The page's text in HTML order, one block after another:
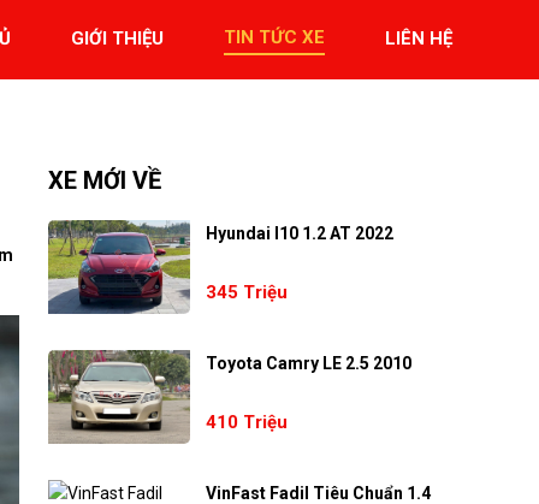
GIỚI THIỆU TIN TỨC XE LIÊN HỆ
XE MỚI VỀ
Hyundai I10 1.2 AT 2022
345 Triệu
Toyota Camry LE 2.5 2010
410 Triệu
VinFast Fadil Tiêu Chuẩn 1.4